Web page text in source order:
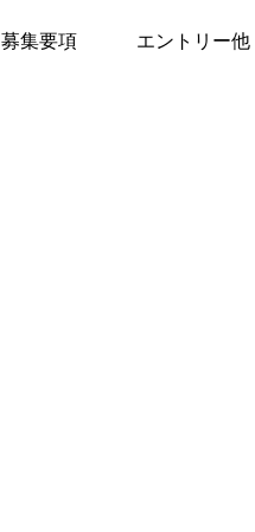
募集要項 エントリー他